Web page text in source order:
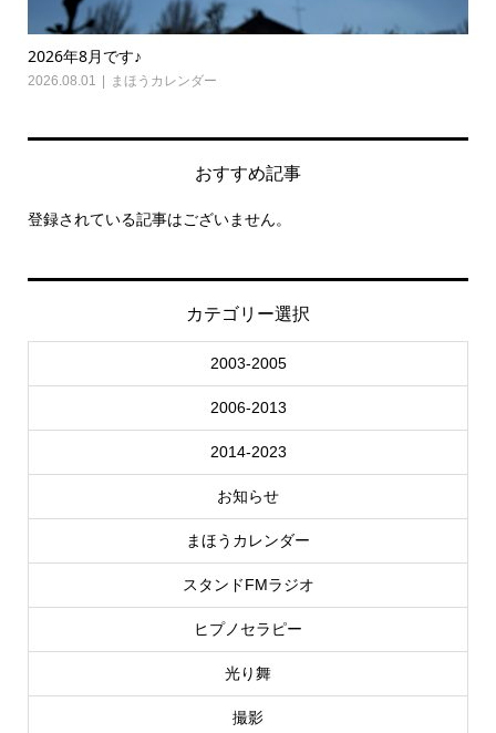
2026年8月です♪
2026.08.01 まほうカレンダー
おすすめ記事
登録されている記事はございません。
カテゴリー選択
2003-2005
2006-2013
2014-2023
お知らせ
まほうカレンダー
スタンドFMラジオ
ヒプノセラピー
光り舞
撮影